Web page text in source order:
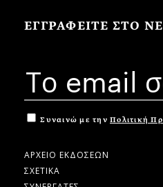
ΕΓΓΡΑΦΕΙΤΕ ΣΤΟ
Συναινώ με την Πολιτική
ΑΡΧΕΙΟ ΕΚΔΟΣΕΩΝ
ΣΧΕΤΙΚΑ